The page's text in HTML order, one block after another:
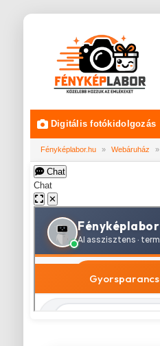
Digitális fotókidolgozás
Fényképlabor.hu » Webáruház »
Chat
Chat
✕